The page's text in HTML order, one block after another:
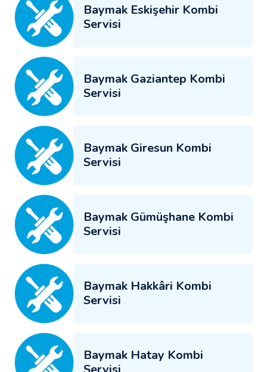
Baymak Eskişehir Kombi
Servisi
Baymak Gaziantep Kombi
Servisi
Baymak Giresun Kombi
Servisi
Baymak Gümüşhane Kombi
Servisi
Baymak Hakkâri Kombi
Servisi
Baymak Hatay Kombi